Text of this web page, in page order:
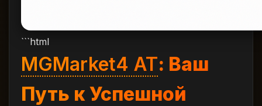
```html
MGMarket4 AT: Ваш
Путь к Успешной